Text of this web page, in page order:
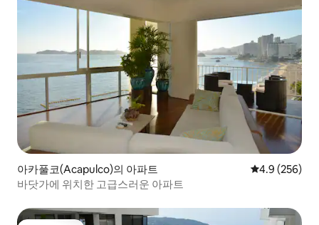
아카풀코(Acapulco)의 아파트 평점 4.9점(5
4.9 (256)
바닷가에 위치한 고급스러운 아파트